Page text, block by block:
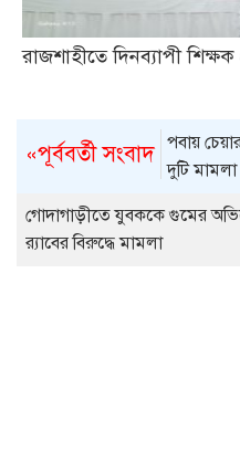
রাজশাহীতে দিনব্যাপী শিক্ষক
«পূর্ববর্তী সংবাদ পবায়
দুটি মামলা
গোদাগাড়ীতে যুবককে গুমের
র‌্যাবের বিরুদ্ধে মামলা